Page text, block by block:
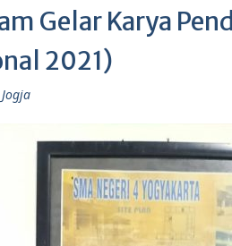
Gelar Karya
2021)